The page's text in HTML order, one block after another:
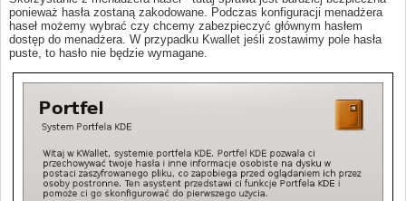
ponieważ hasła zostaną zakodowane. Podczas konfiguracji menadżera
haseł możemy wybrać czy chcemy zabezpieczyć głównym hasłem
dostęp do menadżera. W przypadku Kwallet jeśli zostawimy pole hasła
puste, to hasło nie będzie wymagane.